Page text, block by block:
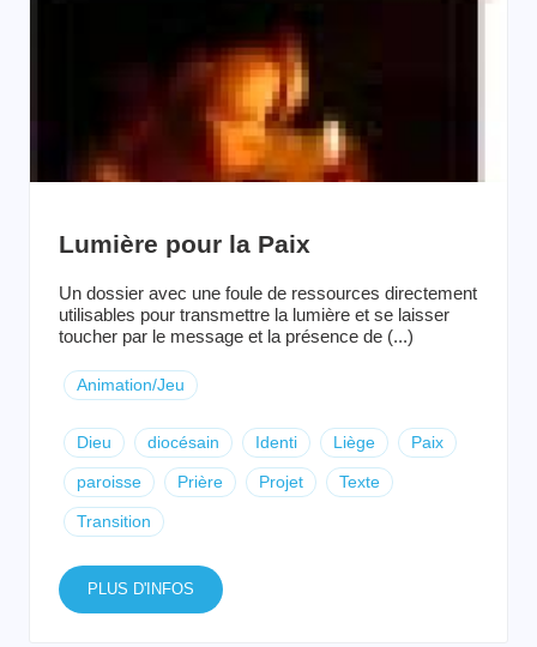
Lumière pour la Paix
Un dossier avec une foule de ressources directement
utilisables pour transmettre la lumière et se laisser
toucher par le message et la présence de (...)
Animation/Jeu
Dieu diocésain Identi Liège Paix
paroisse Prière Projet Texte
Transition
PLUS D'INFOS